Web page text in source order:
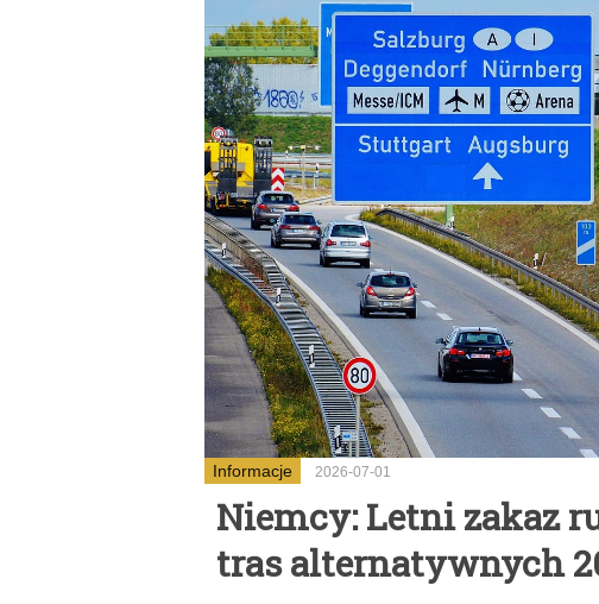
Informacje 2026-07-01
Niemcy: Letni zakaz
tras alternatywnych